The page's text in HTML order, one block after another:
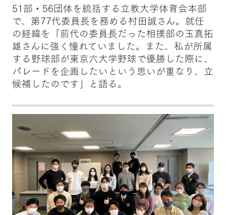
51部・56団体を統括する立教大学体育会本部
で、第77代委員長を務める村田誠さん。就任
の経緯を「前代の委員長だった相撲部の玉真拓
雄さんに強く憧れていました。また、私が所属
する野球部が東京六大学野球で優勝した際に、
パレードを企画したいという思いが重なり、立
候補したのです」と語る。